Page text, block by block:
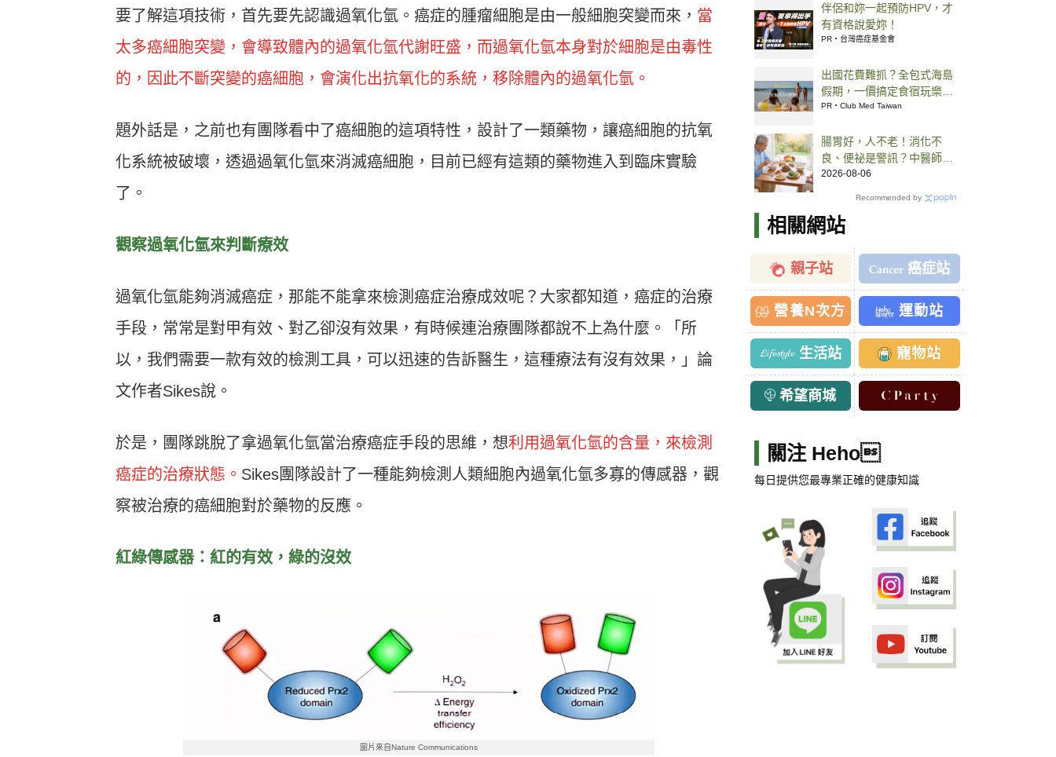
要了解這項技術，首先要先認識過氧化氫。癌症的腫瘤細胞是由一般細胞突變而來， 當
太多癌細胞突變，會導致體內的過氧化氫代謝旺盛，而過氧化氫本身對於細胞是由毒性
的，因此不斷突變的癌細胞，會演化出抗氧化的系統，移除體內的過氧化氫。
題外話是，之前也有團隊看中了癌細胞的這項特性，設計了一類藥物，讓癌細胞的抗氧
化系統被破壞，透過過氧化氫來消滅癌細胞，目前已經有這類的藥物進入到臨床實驗
了。
觀察過氧化氫來判斷療效
過氧化氫能夠消滅癌症，那能不能拿來檢測癌症治療成效呢？大家都知道，癌症的治療
手段，常常是對甲有效、對乙卻沒有效果，有時候連治療團隊都說不上為什麼。「所
以，我們需要一款有效的檢測工具，可以迅速的告訴醫生，這種療法有沒有效果，」論
文作者Sikes說。
於是，團隊跳脫了拿過氧化氫當治療癌症手段的思維，想利用過氧化氫的含量，來檢測
癌症的治療狀態。 Sikes團隊設計了一種能夠檢測人類細胞內過氧化氫多寡的傳感器，觀
察被治療的癌細胞對於藥物的反應。
紅綠傳感器：紅的有效，綠的沒效
圖片來自Nature Communications
伴侶和妳一起預防HPV，才
有資格說愛妳！
PR・台灣癌症基金會
出國花費難抓？全包式海島
假期，一價搞定食宿玩樂，
省錢更省心！
PR・Club Med Taiwan
腸胃好，人不老！消化不
良、便祕是警訊？中醫師提
點老人腸胃養護之道
2026-08-06
Recommended by
相關網站
親子站 癌症站
營養N次方 運動站
生活站 寵物站
希望商城
關注 Heho
每日提供您最專業正確的健康知識